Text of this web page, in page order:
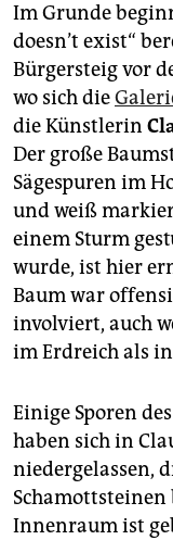
unterstützen
abo
genossenschaft
epaper login
Im Grunde
doesn’t exist“
Bürgersteig vor
wo sich die
die Künstlerin
Der große
Sägespuren im
und weiß
einem Sturm
wurde, ist hier
Baum war
involviert, auch
im Erdreich als
Einige Sporen
haben sich in
niedergelassen,
Innenraum ist